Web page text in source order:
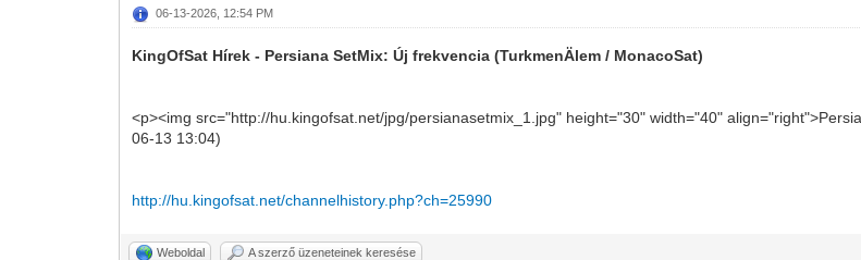
06-13-2026, 12:54 PM
KingOfSat Hírek - Persiana SetMix: Új frekvencia (TurkmenÄlem / MonacoSat)
<p><img src="http://hu.kingofsat.net/jpg/persianasetmix_1.jpg" height="30" width="40"
06-13 13:04)
http://hu.kingofsat.net/channelhistory.php?ch=25990
Weboldal A szerző üzeneteinek keresése